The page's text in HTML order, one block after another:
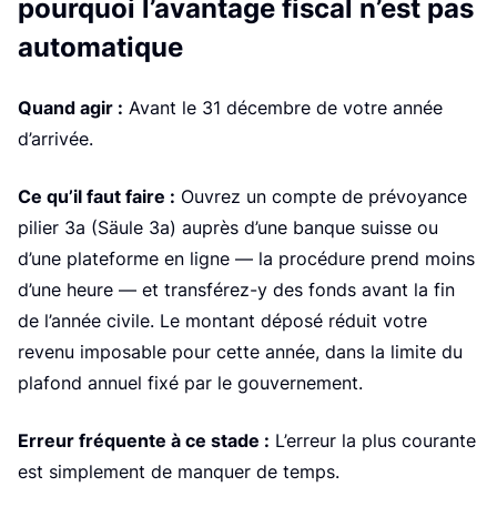
automatique
Quand agir : Avant le 31 décembre de votre année
d’arrivée.
Ce qu’il faut faire : Ouvrez un compte de prévoyance
pilier 3a (Säule 3a) auprès d’une banque suisse ou
d’une plateforme en ligne — la procédure prend moins
d’une heure — et transférez-y des fonds avant la fin
de l’année civile. Le montant déposé réduit votre
revenu imposable pour cette année, dans la limite du
plafond annuel fixé par le gouvernement.
Erreur fréquente à ce stade : L’erreur la plus courante
est simplement de manquer de temps.